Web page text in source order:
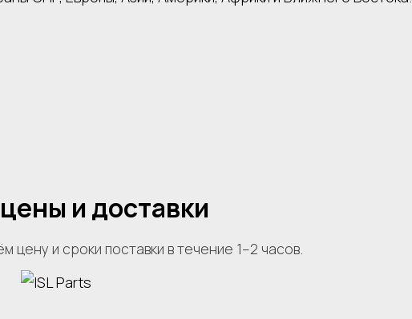
и доставки
цену и сроки поставки в течение 1–2 часов.